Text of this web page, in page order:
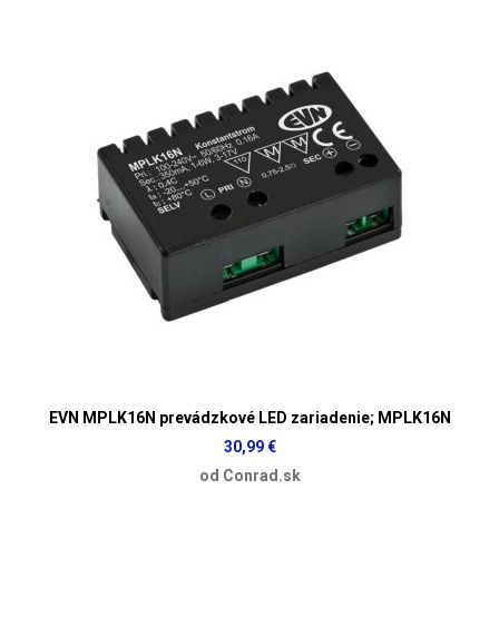
EVN MPLK16N prevádzkové LED zariadenie; MPLK16N
30,99 €
od Conrad.sk